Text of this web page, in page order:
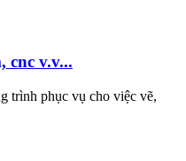
cnc v.v...
trình phục vụ cho việc vẽ,